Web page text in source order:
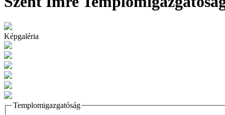
Képgaléria
Templomigazgatóság